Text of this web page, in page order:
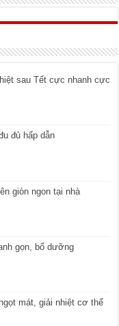
sau Tết cực nhanh cực
đủ hấp dẫn
giòn ngon tại nhà
gọn, bổ dưỡng
mát, giải nhiệt cơ thể